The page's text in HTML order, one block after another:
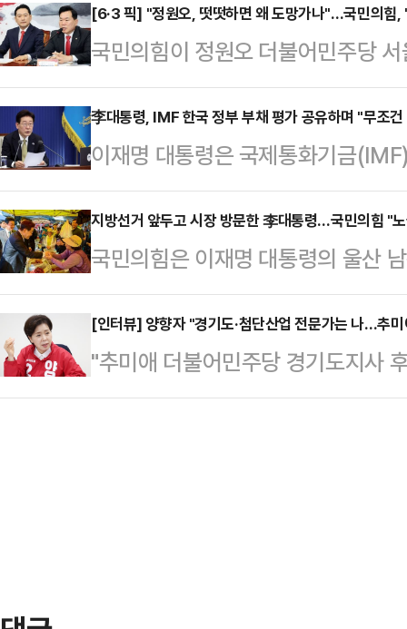
며 "저 한동훈이 민주당 정권의 폭
후보는 15일 페이스북에 "민주당이
같이 적었다.앞서 박지원 의원은
를 분석하며 한동훈 후보를 비롯해
북의 김관영 무소속 후보가 당선될
다.박 의원은 전날 오…
[6·3 픽] "정원오, 떳떳하면 왜 도망가나"…국민의힘,
국민의힘이 정원오 더불어민주당
"유흥업소 여종업원 외박을 요구한
는지 밝혀라"고 촉구했다.당 야당
승수 의원은 15일 성명서를 통해 "
으려 하지 말고, 더 이상 국민을 기
이 말했다.이어 "정 후보의 지난
론보도와 판결문, 양천구의회 속기
안"이라면…
李대통령, IMF 한국 정부 부채 평가 공유하며 "무조
이재명 대통령은 국제통화기금
기사를 언급하며 긴축재정론을 재
(X·구 트위터)에 "무조건 긴축 주장
기사"라며 줄리 코잭 IMF 대변인이
채 위기가 발생할 위험 또한 낮다'
통령은 코잭 대변인의 언급 중 "한
지하고 있다"며 "비록 현재 다소의
재…
지방선거 앞두고 시장 방문한 李대통령…국민의힘 "
국민의힘은 이재명 대통령의 울산
을 두고 "노골적인 선거운동"이라
선거대책위원장은 15일 페이스북
K-조선 간담회를 마치고 울산 남목
새마을운동중앙회 간담회를 마치
[인터뷰] 양향자 "경기도·첨단산업 전문가는 나…추
"추미애 더불어민주당 경기도지사
산업에 대해서는 문외한이다. 나는